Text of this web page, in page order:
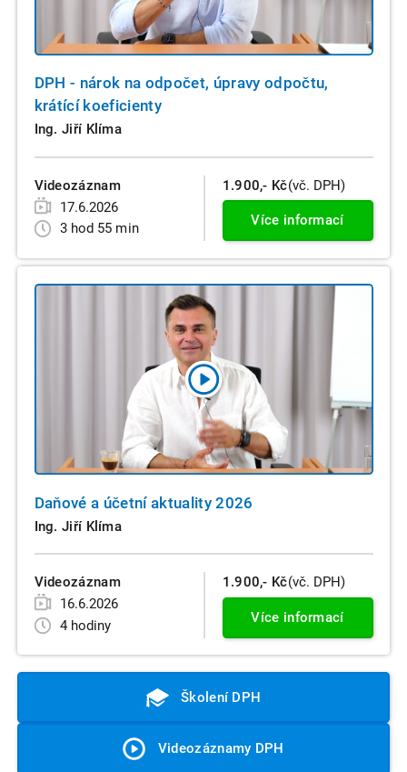
DPH - nárok na odpočet, úpravy odpočtu,
krátící koeficienty
Ing. Jiří Klíma
Videozáznam
17.6.2026
3 hod 55 min
1.900,- Kč(vč. DPH)
Více informací
Daňové a účetní aktuality 2026
Ing. Jiří Klíma
Videozáznam
16.6.2026
4 hodiny
1.900,- Kč(vč. DPH)
Více informací
Školení DPH
Videozáznamy DPH